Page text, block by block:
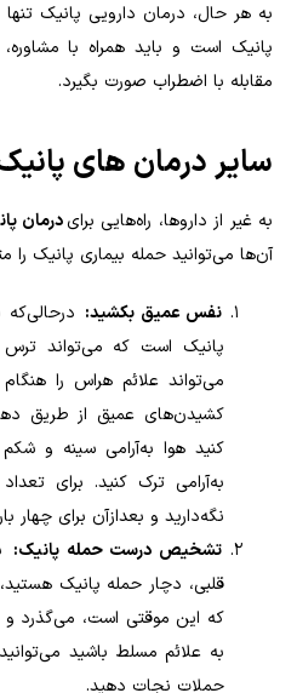
به هر حال، درمان دارویی پانیک
پانیک است و باید همراه با
مقابله با اضطراب صورت بگیرد.
سایر درمان های
به غیر از داروها، راه‌هایی برایدرمان
آن‌ها می‌توانید حمله بیماری پانیک را
نفس عمیق بکشید:
پانیک است که می‌تواند
می‌تواند علائم هراس را
کشیدن‌های عمیق از طریق
کنید هوا به‌آرامی سینه و شکم
به‌آرامی ترک کنید. برای
نگه‌دارید و بعدازآن برای
تشخیص درست حمله پانیک:
قلبی، دچار حمله پانیک
که این موقتی است، می‌گذرد
به علائم مسلط باشید
حملات نجات دهید.